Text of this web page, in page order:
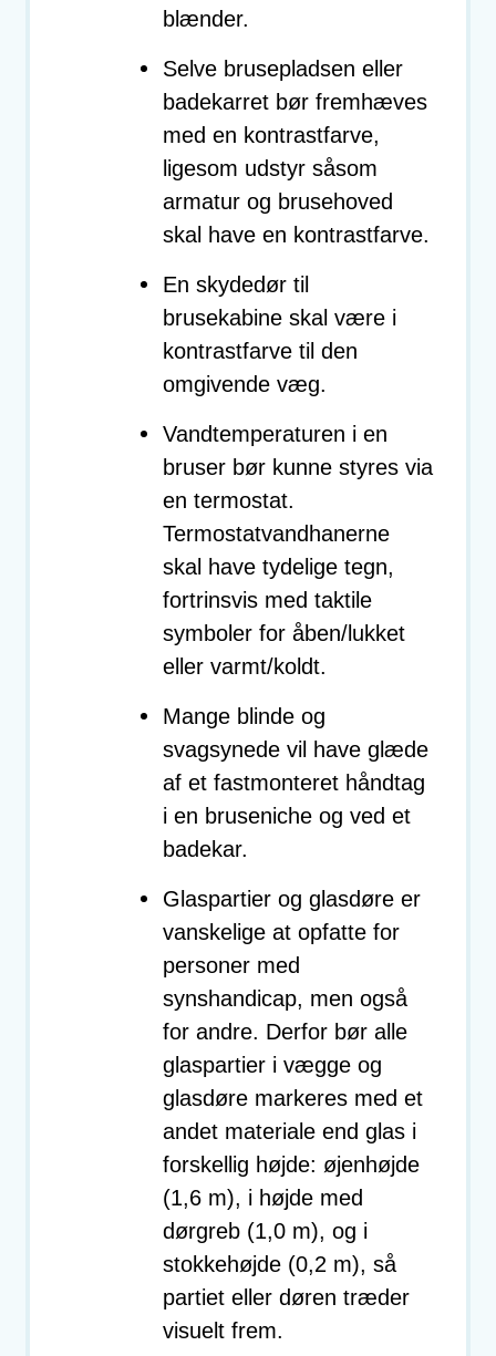
blænder.
Selve brusepladsen eller
badekarret bør fremhæves
med en kontrastfarve,
ligesom udstyr såsom
armatur og brusehoved
skal have en kontrastfarve.
En skydedør til
brusekabine skal være i
kontrastfarve til den
omgivende væg.
Vandtemperaturen i en
bruser bør kunne styres via
en termostat.
Termostatvandhanerne
skal have tydelige tegn,
fortrinsvis med taktile
symboler for åben/lukket
eller varmt/koldt.
Mange blinde og
svagsynede vil have glæde
af et fastmonteret håndtag
i en bruseniche og ved et
badekar.
Glaspartier og glasdøre er
vanskelige at opfatte for
personer med
synshandicap, men også
for andre. Derfor bør alle
glaspartier i vægge og
glasdøre markeres med et
andet materiale end glas i
forskellig højde: øjenhøjde
(1,6 m), i højde med
dørgreb (1,0 m), og i
stokkehøjde (0,2 m), så
partiet eller døren træder
visuelt frem.